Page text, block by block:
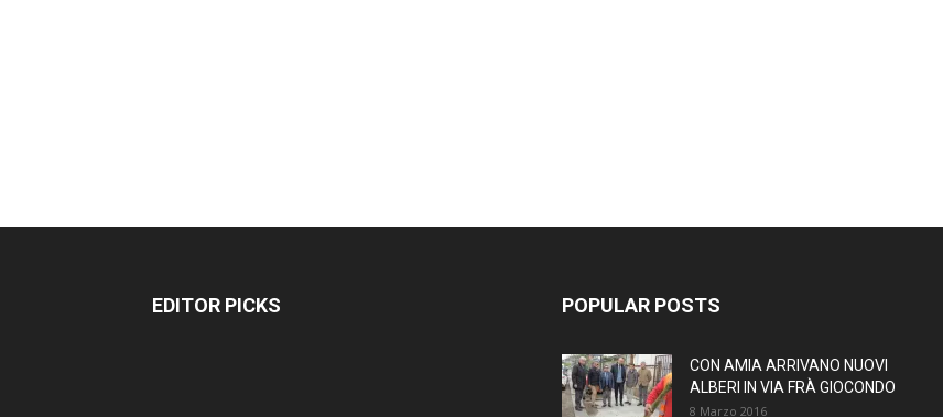
EDITOR PICKS POPULAR POSTS
CON AMIA ARRIVANO NUOVI
ALBERI IN VIA FRÀ GIOCONDO
8 Marzo 2016